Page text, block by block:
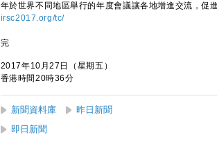
年於世界不同地區舉行的年度會議讓各地增進交流，促
irsc2017.org/tc/
完
2017年10月27日（星期五）
香港時間20時36分
新聞資料庫 昨日新聞
即日新聞